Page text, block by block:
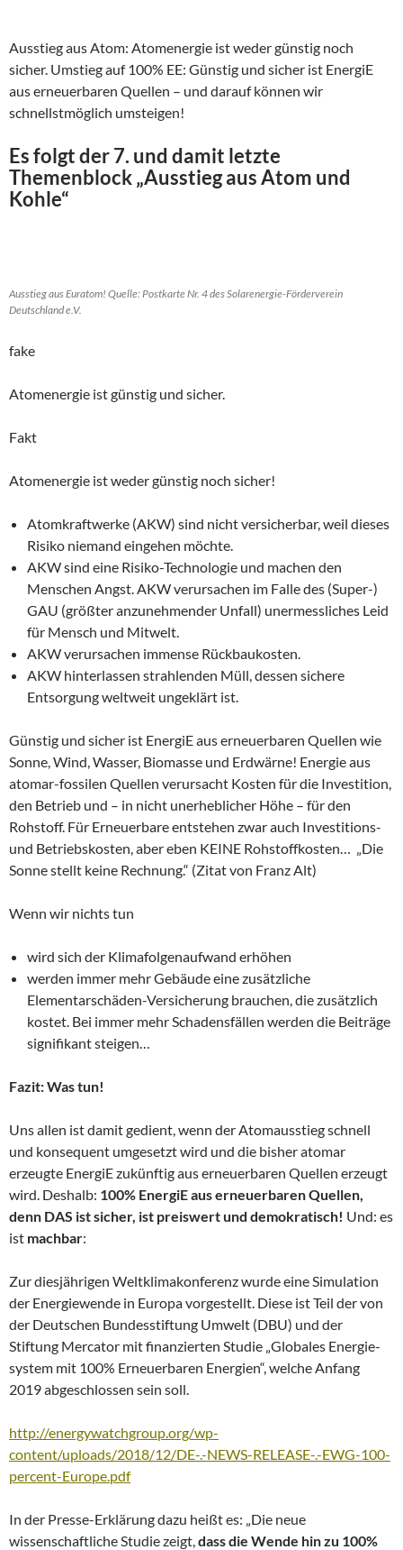
Ausstieg aus Atom: Atomenergie ist weder günstig noch
sicher. Umstieg auf 100% EE: Günstig und sicher ist EnergiE
aus erneuerbaren Quellen – und darauf können wir
schnellstmöglich umsteigen!
Es folgt der 7. und damit letzte
Themenblock „Ausstieg aus Atom und
Kohle“
Ausstieg aus Euratom! Quelle: Postkarte Nr. 4 des Solarenergie-Förderverein
Deutschland e.V.
fake
Atomenergie ist günstig und sicher.
Fakt
Atomenergie ist weder günstig noch sicher!
Atomkraftwerke (AKW) sind nicht versicherbar, weil dieses
Risiko niemand eingehen möchte.
AKW sind eine Risiko-Technologie und machen den
Menschen Angst. AKW verursachen im Falle des (Super-)
GAU (größter anzunehmender Unfall) unermessliches Leid
für Mensch und Mitwelt.
AKW verursachen immense Rückbaukosten.
AKW hinterlassen strahlenden Müll, dessen sichere
Entsorgung weltweit ungeklärt ist.
Günstig und sicher ist EnergiE aus erneuerbaren Quellen wie
Sonne, Wind, Wasser, Biomasse und Erdwärne! Energie aus
atomar-fossilen Quellen verursacht Kosten für die Investition,
den Betrieb und – in nicht unerheblicher Höhe – für den
Rohstoff. Für Erneuerbare entstehen zwar auch Investitions-
und Betriebskosten, aber eben KEINE Rohstoffkosten… „Die
Sonne stellt keine Rechnung.“ (Zitat von Franz Alt)
Wenn wir nichts tun
wird sich der Klimafolgenaufwand erhöhen
werden immer mehr Gebäude eine zusätzliche
Elementarschäden-Versicherung brauchen, die zusätzlich
kostet. Bei immer mehr Schadensfällen werden die Beiträge
signifikant steigen…
Fazit: Was tun!
Uns allen ist damit gedient, wenn der Atomausstieg schnell
und konsequent umgesetzt wird und die bisher atomar
erzeugte EnergiE zukünftig aus erneuerbaren Quellen erzeugt
wird. Deshalb: 100% EnergiE aus erneuerbaren Quellen,
denn DAS ist sicher, ist preiswert und demokratisch! Und: es
ist machbar:
Zur diesjährigen Weltklimakonferenz wurde eine Simulation
der Energiewende in Europa vorgestellt. Diese ist Teil der von
der Deutschen Bundesstiftung Umwelt (DBU) und der
Stiftung Mercator mit finanzierten Studie „Globales Energie-
system mit 100% Erneuerbaren Energien“, welche Anfang
2019 abgeschlossen sein soll.
http://energywatchgroup.org/wp-
content/uploads/2018/12/DE-.-NEWS-RELEASE-.-EWG-100-
percent-Europe.pdf
In der Presse-Erklärung dazu heißt es: „Die neue
wissenschaftliche Studie zeigt,dass die Wende hin zu 100%